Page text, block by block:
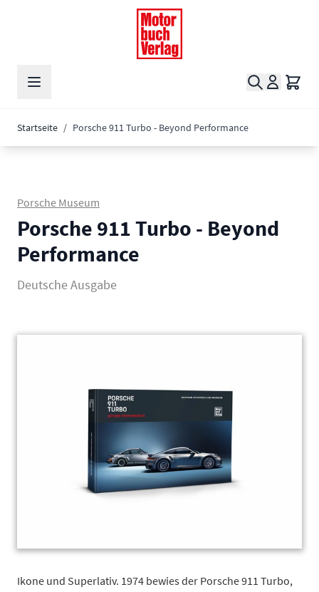
Suche
Startseite / Porsche 911 Turbo - Beyond Performance
Porsche Museum
Porsche 911 Turbo - Beyond
Performance
Deutsche Ausgabe
Ikone und Superlativ. 1974 bewies der Porsche 911 Turbo,